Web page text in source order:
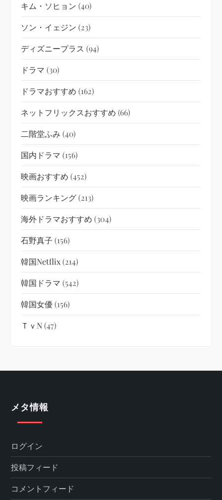
キム・ソヒョン (40)
ソン・イェジン (23)
ディズニープラス (94)
ドラマ (30)
ドラマおすすめ (162)
ネットフリックスおすすめ (66)
二階堂ふみ (40)
国内ドラマ (156)
映画おすすめ (452)
映画ランキング(213)
海外ドラマおすすめ (304)
石野真子 (156)
韓国netflix(214)
韓国ドラマ (542)
韓国女優(156)
ＴｖN(47)
メタ情報
ログイン
投稿フィード
コメントフィード